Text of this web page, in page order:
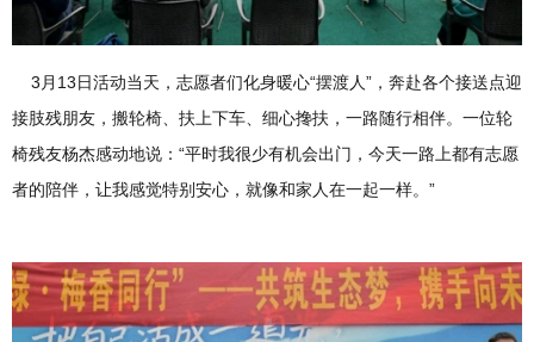
3月13日活动当天，志愿者们化身暖心“摆渡人”，奔赴各个接送点迎
接肢残朋友，搬轮椅、扶上下车、细心搀扶，一路随行相伴。一位轮
椅残友杨杰感动地说：“平时我很少有机会出门，今天一路上都有志愿
者的陪伴，让我感觉特别安心，就像和家人在一起一样。”